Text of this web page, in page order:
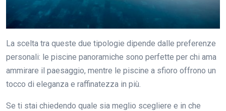
La scelta tra queste due tipologie dipende dalle preferenze
personali: le piscine panoramiche sono perfette per chi ama
ammirare il paesaggio, mentre le piscine a sfioro offrono un
tocco di eleganza e raffinatezza in più.
Se ti stai chiedendo quale sia meglio scegliere e in che